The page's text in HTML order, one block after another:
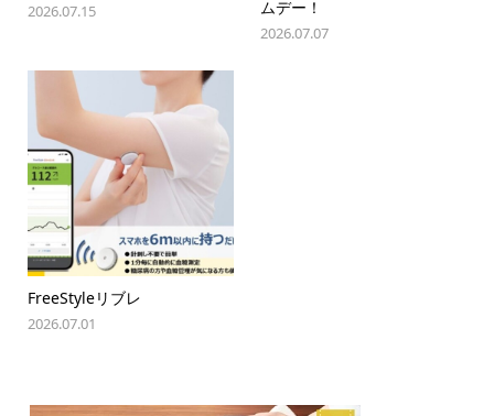
2026.07.15
ムデー！
2026.07.07
FreeStyleリブレ
2026.07.01